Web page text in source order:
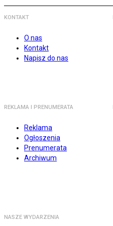
KONTAKT
O nas
Kontakt
Napisz do nas
REKLAMA I PRENUMERATA
Reklama
Ogłoszenia
Prenumerata
Archiwum
NASZE WYDARZENIA